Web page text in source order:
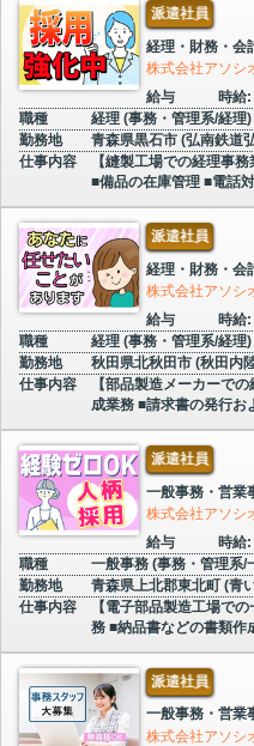
派遣社員
経理・財務・会
株式会社アソシ
給与
時給
職種
経理 (事務・管理系/経理)
勤務地
青森県黒石市 (弘南鉄道
仕事内容
【縫製工場での経理事
■備品の在庫管理 ■電話
派遣社員
経理・財務・会
株式会社アソシ
給与
時給
職種
経理 (事務・管理系/経理)
勤務地
秋田県北秋田市 (秋田内
仕事内容
【部品製造メーカーで
成業務 ■請求書の発行お
派遣社員
一般事務・営業
株式会社アソシ
給与
時給
職種
一般事務 (事務・管理系/
勤務地
青森県上北郡東北町 (青
仕事内容
【電子部品製造工場で
務 ■納品書などの書類作
派遣社員
一般事務・営業
株式会社アソシ